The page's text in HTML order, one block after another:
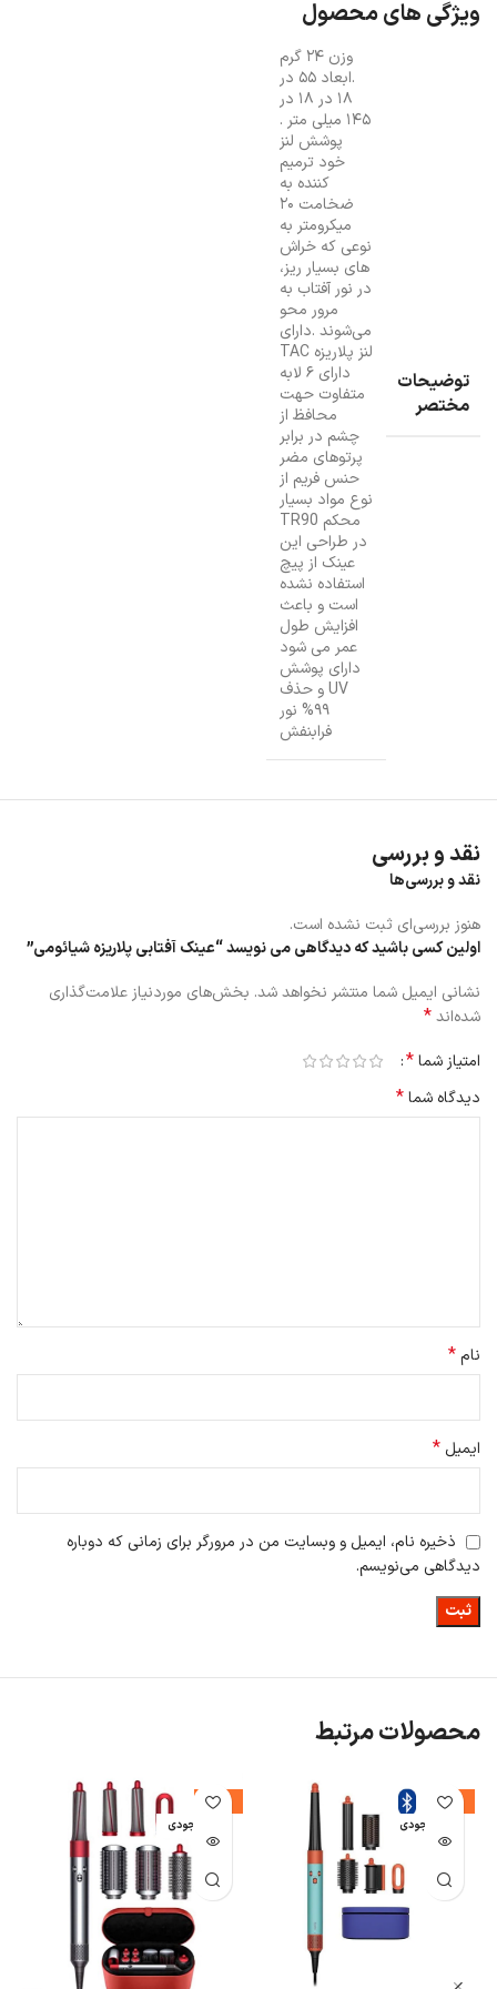
ویژگی های محصول
توضیحات
مختصر
وزن ۲۴ گرم
.ابعاد ۵۵ در
۱۸ در ۱۸ در
۱۴۵ میلی متر .
پوشش لنز
خود ترمیم
کننده به
ضخامت ۲۰
میکرومتر به
نوعی که خراش
های بسیار ریز،
در نور آفتاب به
مرور محو
می‌شوند .دارای
لنز پلاریزه TAC
دارای ۶ لابه
متفاوت حهت
محافظ از
چشم در برابر
پرتوهای مضر
حنس فریم از
نوع مواد بسیار
محکم TR90
در طراحی این
عینک از پیچ
استفاده نشده
است و باعث
افزایش طول
عمر می شود
دارای پوشش
UV و حذف
۹۹% نور
فرابنفش
نقد و بررسی
نقد و بررسی‌ها
هنوز بررسی‌ای ثبت نشده است.
اولین کسی باشید که دیدگاهی می نویسد “عینک آفتابی پلاریزه شیائومی”
نشانی ایمیل شما منتشر نخواهد شد. بخش‌های موردنیاز علامت‌گذاری
شده‌اند*
امتیاز شما*
دیدگاه شما*
نام*
ایمیل *
ذخیره نام، ایمیل و وبسایت من در مرورگر برای زمانی که دوباره
دیدگاهی می‌نویسم.
محصولات مرتبط
-4%
اتمام موجودی
-22%
اتمام موجودی